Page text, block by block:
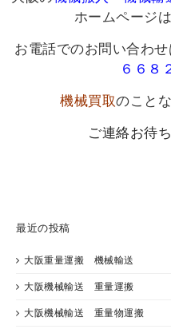
ホームページは
お電話でのお問い合わ
６６８
機械買取のこと
ご連絡お待
最近の投稿
大阪重量運搬 機械輸送
大阪機械輸送 重量運搬
大阪機械輸送 重量物運搬